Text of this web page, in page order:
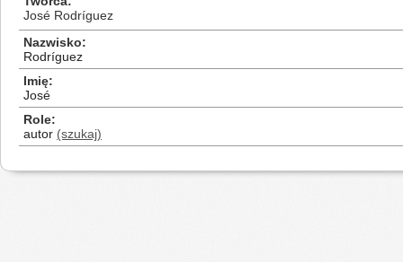
José Rodríguez
Nazwisko
Rodríguez
Imię
José
Role
autor (szukaj)